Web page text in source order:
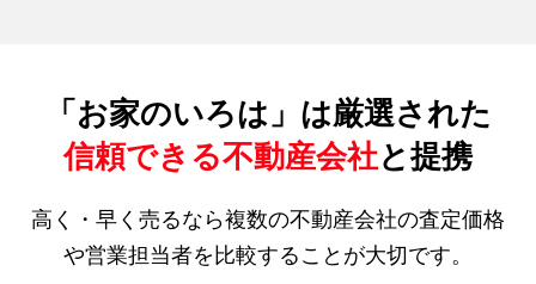
「お家のいろは」は厳選された
信頼できる不動産会社と提携
高く・早く売るなら複数の不動産会社の査定価格
や営業担当者を比較することが大切です。